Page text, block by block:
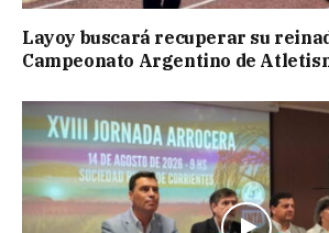
Layoy buscará recuperar su
Campeonato Argentino de